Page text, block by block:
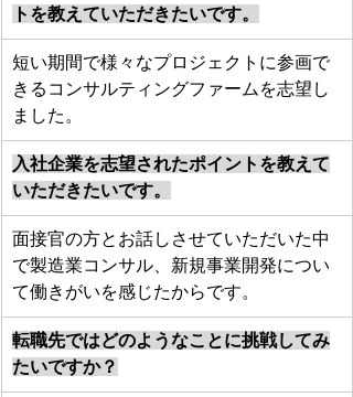
トを教えていただきたいです。
短い期間で様々なプロジェクトに参画で
きるコンサルティングファームを志望し
ました。
入社企業を志望されたポイントを教えて
いただきたいです。
面接官の方とお話しさせていただいた中
で製造業コンサル、新規事業開発につい
て働きがいを感じたからです。
転職先ではどのようなことに挑戦してみ
たいですか？